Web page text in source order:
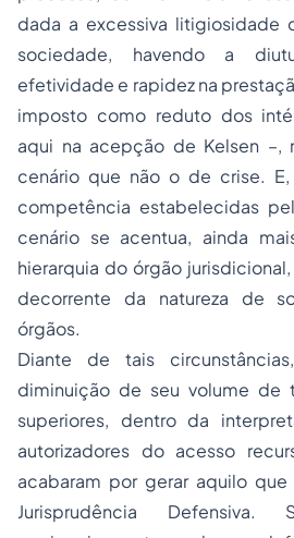
dada a excessiva litigiosidade
sociedade, havendo a
efetividade e rapidez na
imposto como reduto dos
aqui na acepção de Kelsen –,
cenário que não o de crise.
competência estabelecidas
cenário se acentua, ainda
hierarquia do órgão
decorrente da natureza de
órgãos.
Diante de tais
diminuição de seu volume de
superiores, dentro da
autorizadores do acesso
acabaram por gerar aquilo
Jurisprudência Defensiva.